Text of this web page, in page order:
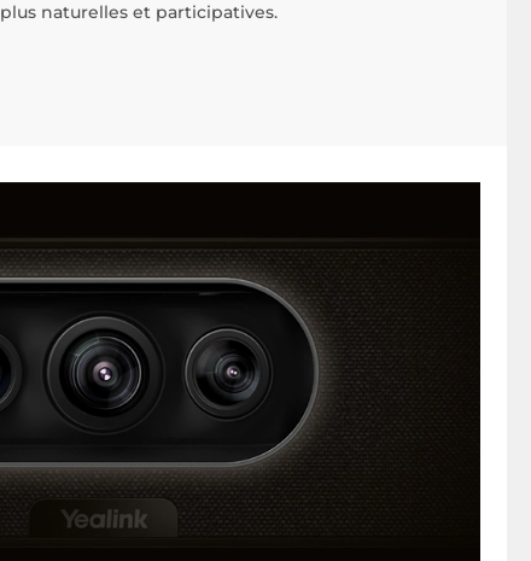
naturelles et participatives.